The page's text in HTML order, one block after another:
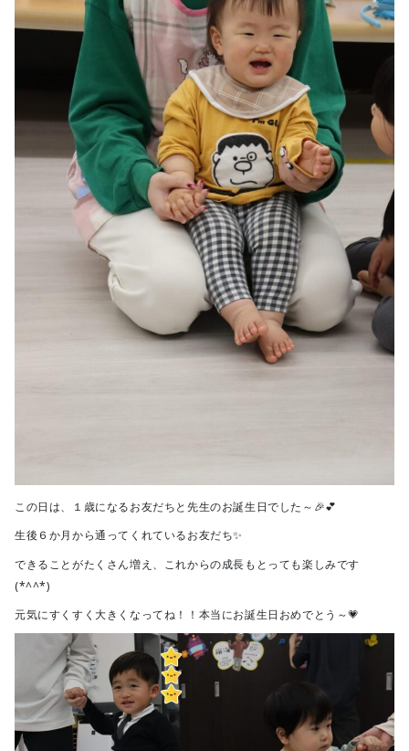
この日は、１歳になるお友だちと先生のお誕生日でした～🎉💕
生後６か月から通ってくれているお友だち✨
できることがたくさん増え、これからの成長もとっても楽しみです
(*^^*)
元気にすくすく大きくなってね！！本当にお誕生日おめでとう～💗